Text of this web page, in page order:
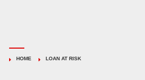
HOME LOAN AT RISK